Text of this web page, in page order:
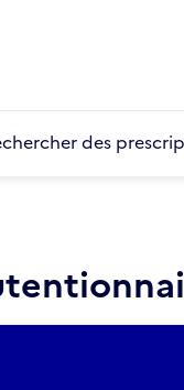
des